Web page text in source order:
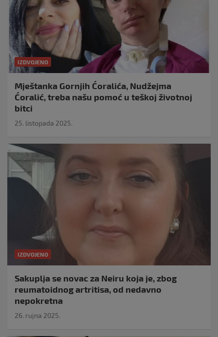
IZDVOJENO
Mještanka Gornjih Ćoralića, Nudžejma
Ćoralić, treba našu pomoć u teškoj životnoj
bitci
25. listopada 2025.
IZDVOJENO
Sakuplja se novac za Neiru koja je, zbog
reumatoidnog artritisa, od nedavno
nepokretna
26. rujna 2025.